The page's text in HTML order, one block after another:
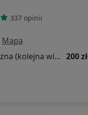
337 opinii
Mapa
Konsultacja diabetologiczna (kolejna wizyta) 200 zł